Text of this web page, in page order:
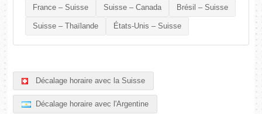
France – Suisse Suisse – Canada Brésil – Suisse
Suisse – Thaïlande États-Unis – Suisse
Décalage horaire avec la Suisse
Décalage horaire avec l'Argentine